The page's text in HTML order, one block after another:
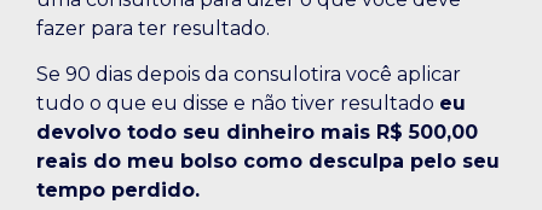
fazer para ter resultado.
Se 90 dias depois da consulotira você aplicar
tudo o que eu disse e não tiver resultado eu
devolvo todo seu dinheiro mais R$ 500,00
reais do meu bolso como desculpa pelo seu
tempo perdido.